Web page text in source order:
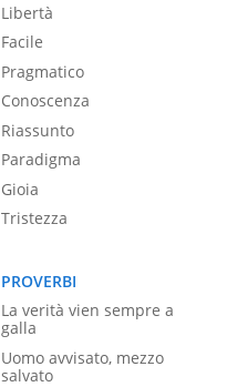
Libertà
Facile
Pragmatico
Conoscenza
Riassunto
Paradigma
Gioia
Tristezza
PROVERBI
La verità vien sempre a
galla
Uomo avvisato, mezzo
salvato